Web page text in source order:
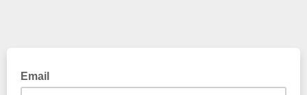
Email